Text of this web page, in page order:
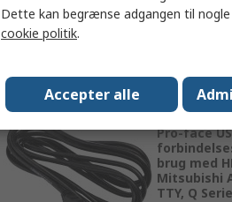
På lager
Pro-face
brug med
Mitsubishi
TTY, Q
Dette kan begrænse adgangen til
cookie politik.
Accepter alle